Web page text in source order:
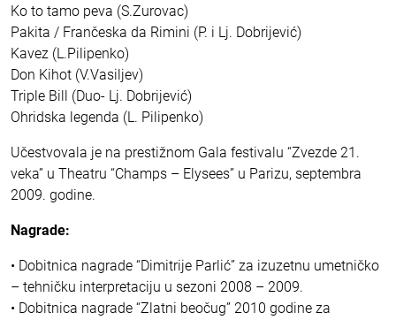
Ko to tamo peva (S.Zurovac)
Pakita / Frančeska da Rimini (P. i Lj. Dobrijević)
Kavez (L.Pilipenko)
Don Kihot (V.Vasiljev)
Triple Bill (Duo- Lj. Dobrijević)
Ohridska legenda (L. Pilipenko)
Učestvovala je na prestižnom Gala festivalu “Zvezde 21.
veka” u Theatru “Champs – Elysees” u Parizu, septembra
2009. godine.
Nagrade:
• Dobitnica nagrade “Dimitrije Parlić” za izuzetnu umetničko
– tehničku interpretaciju u sezoni 2008 – 2009.
• Dobitnica nagrade “Zlatni beočug” 2010 godine za